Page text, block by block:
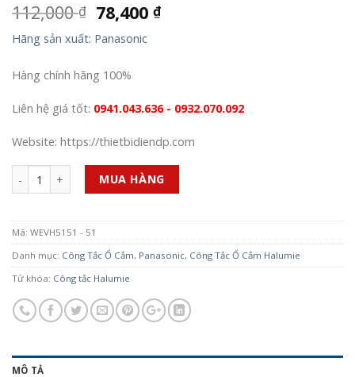
112,000₫ 78,400₫
Hãng sản xuất: Panasonic
Hàng chính hãng 100%
Liên hệ giá tốt: 0941.043.636 - 0932.070.092
Website: https://thietbidiendp.com
Số lượng MUA HÀNG
Mã: WEVH5151 - 51
Danh mục: Công Tắc Ổ Cắm, Panasonic, Công Tắc Ổ Cắm Halumie
Từ khóa: Công tắc Halumie
MÔ TẢ